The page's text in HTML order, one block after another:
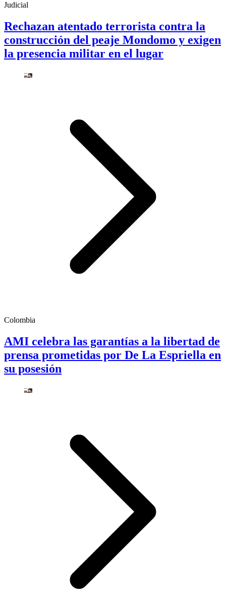
Judicial
Rechazan atentado terrorista contra la
construcción del peaje Mondomo y exigen
la presencia militar en el lugar
Colombia
AMI celebra las garantías a la libertad de
prensa prometidas por De La Espriella en
su posesión